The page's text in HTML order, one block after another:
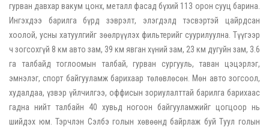
гурван давхар вакум цонх, металл фасад бүхий 113 орон сууц барина.
Ингэхдээ барилга бүрд зэврэлт, элэгдэлд тэсвэртэй цайрдсан
хоолой, усны хатуулгийг зөөлрүүлэх фильтерийг суурилуулна. Түүгээр
ч зогсохгүй 8 км авто зам, 39 км явган хүний зам, 23 км дугуйн зам, 3.6
га талбайд тоглоомын талбай, гурван сургууль, таван цэцэрлэг,
эмнэлэг, спорт байгууламж барихаар төлөвлөсөн. Мөн авто зогсоол,
худалдаа, үзвэр үйлчилгээ, оффисын зориулалттай барилга барихаас
гадна нийт талбайн 40 хувьд ногоон байгууламжийг цогцоор нь
шийдэх юм. Тэрчлэн Сэлбэ голын хөвөөнд байрлаж буй Туул голын